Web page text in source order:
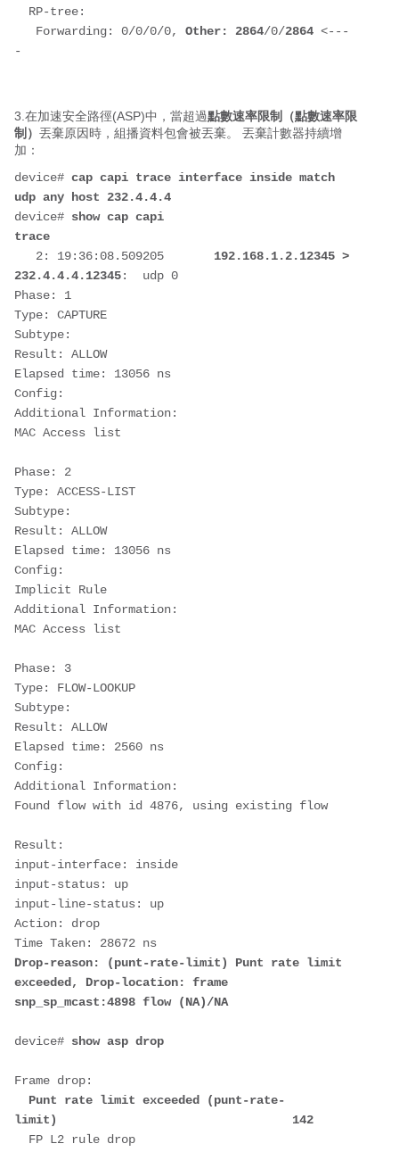
RP-tree:
Forwarding: 0/0/0/0, Other: 2864/0/2864 <---
-
3.在加速安全路徑(ASP)中，當超過點數速率限制（點數速率限
制） 丟棄原因時，組播資料包會被丟棄。 丟棄計數器持續增
加：
device# cap capi trace interface inside match
udp any host 232.4.4.4
device# show cap capi
trace
2: 19:36:08.509205 192.168.1.2.12345 >
232.4.4.4.12345:  udp 0
Phase: 1
Type: CAPTURE
Subtype:
Result: ALLOW
Elapsed time: 13056 ns
Config:
Additional Information:
MAC Access list
Phase: 2
Type: ACCESS-LIST
Subtype:
Result: ALLOW
Elapsed time: 13056 ns
Config:
Implicit Rule
Additional Information:
MAC Access list
Phase: 3
Type: FLOW-LOOKUP
Subtype:
Result: ALLOW
Elapsed time: 2560 ns
Config:
Additional Information:
Found flow with id 4876, using existing flow
Result:
input-interface: inside
input-status: up
input-line-status: up
Action: drop
Time Taken: 28672 ns
Drop-reason: (punt-rate-limit) Punt rate limit
exceeded, Drop-location: frame
snp_sp_mcast:4898 flow (NA)/NA
device# show asp drop
Frame drop:
Punt rate limit exceeded (punt-rate-
limit)                                 142
FP L2 rule drop